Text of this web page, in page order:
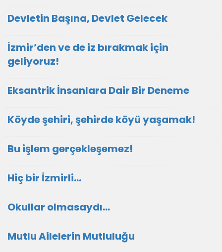
Devletin Başına, Devlet Gelecek
İzmir’den ve de iz bırakmak için
geliyoruz!
Eksantrik İnsanlara Dair Bir Deneme
Köyde şehiri, şehirde köyü yaşamak!
Bu işlem gerçekleşemez!
Hiç bir İzmirli...
Okullar olmasaydı...
Mutlu Ailelerin Mutluluğu